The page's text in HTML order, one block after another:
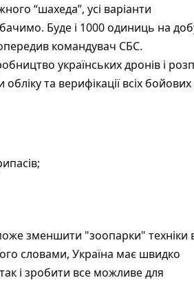
“шахеда”, усі варіанти
Буде і 1000 одиниць на
командувач СБС.
українських дронів і
та верифікації всіх бойових
зменшити "зоопарки" техніки
словами, Україна має швидко
і зробити все можливе для